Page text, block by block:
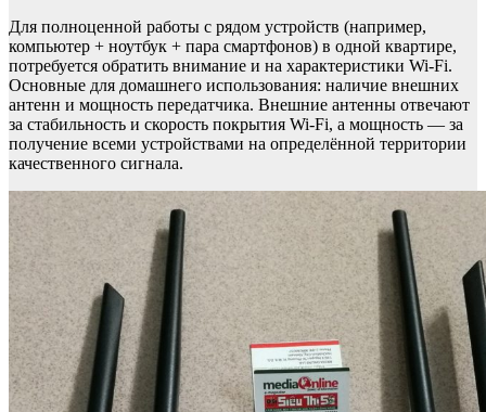
Для полноценной работы с рядом устройств (например,
компьютер + ноутбук + пара смартфонов) в одной квартире,
потребуется обратить внимание и на характеристики Wi-Fi.
Основные для домашнего использования: наличие внешних
антенн и мощность передатчика. Внешние антенны отвечают
за стабильность и скорость покрытия Wi-Fi, а мощность — за
получение всеми устройствами на определённой территории
качественного сигнала.